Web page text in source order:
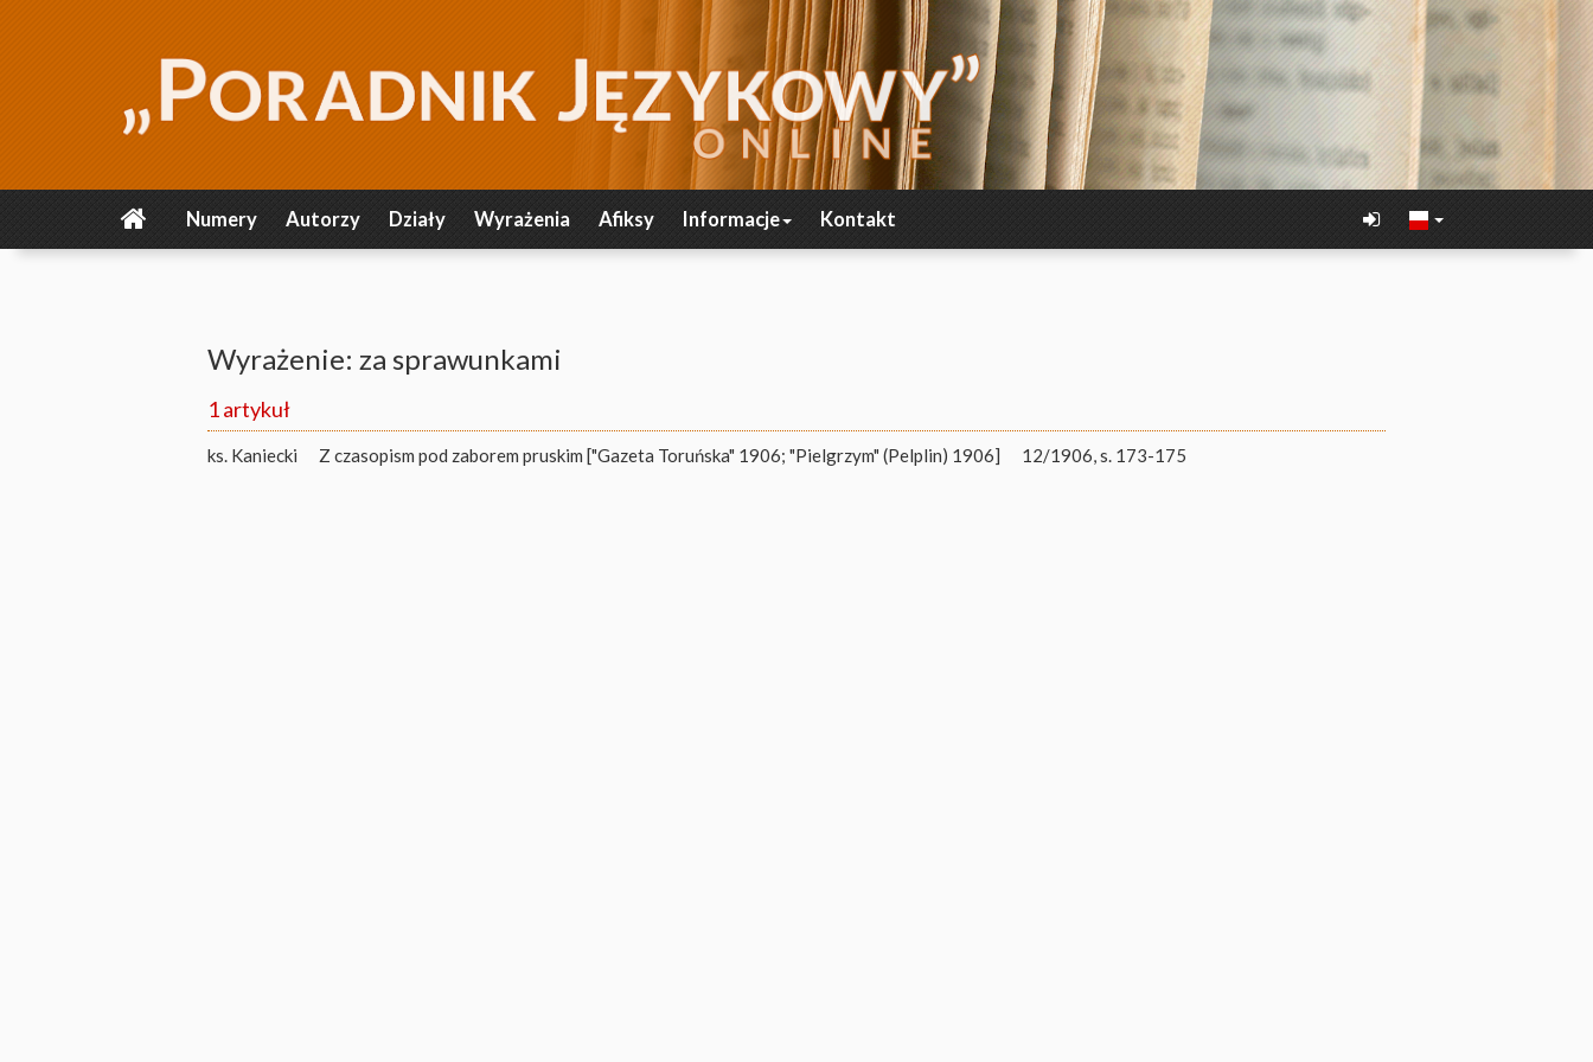
Numery Autorzy Działy Wyrażenia Afiksy Informacje Kontakt
Wyrażenie: za sprawunkami
1 artykuł
ks. Kaniecki Z czasopism pod zaborem pruskim ["Gazeta Toruńska" 1906; "Pielgrzym" (Pelplin) 1906] 12/1906, s. 173-175